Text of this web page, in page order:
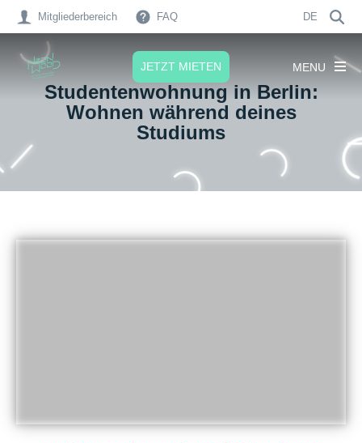
Mitgliederbereich FAQ DE
MENU
JETZT MIETEN
Studentenwohnung in Berlin:
Wohnen während deines
Studiums